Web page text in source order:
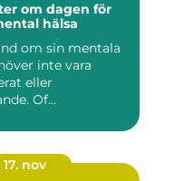
om dagen för
hälsa
om sin mentala
inte vara
eller
Of...
17. nov